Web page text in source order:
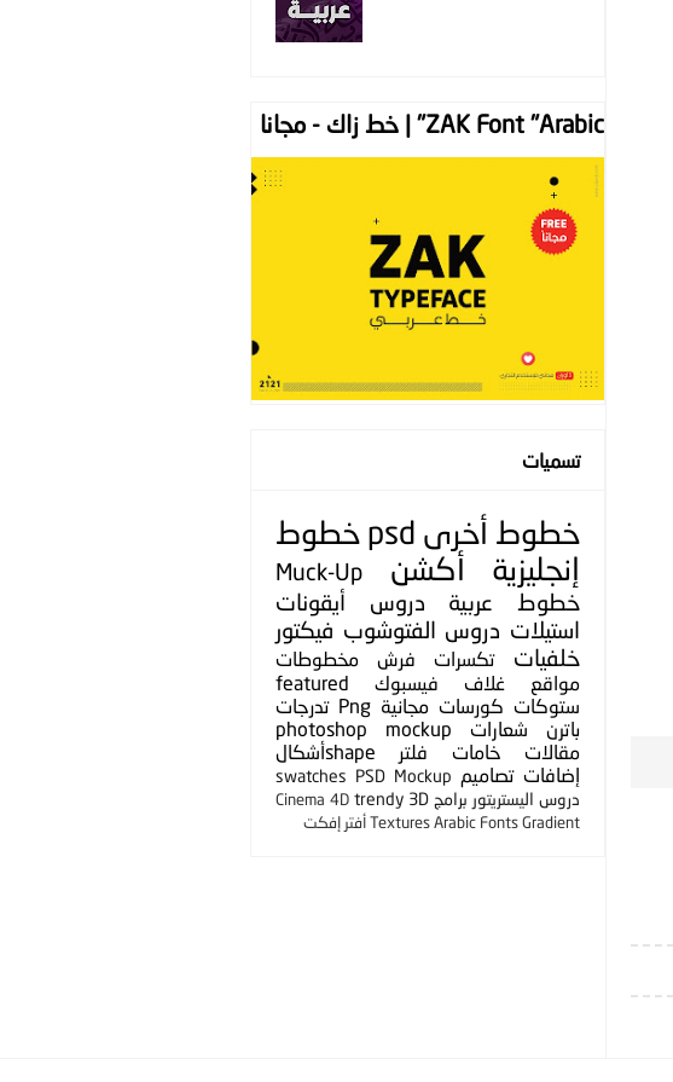
ZAK Font "Arabic" | خط زاك - مجانا
تسميات
خطوط أخرى psd خطوط
إنجليزية
أكشن
Muck-Up
خطوط عربية
دروس
أيقونات
استيلات دروس الفتوشوب فيكتور
خلفيات
تكسرات فرش
مخطوطات
مواقع
غلاف فيسبوك
featured
ستوكات كورسات مجانية Png تدرجات
باترن
شعارات
photoshop mockup
مقالات
خامات فلتر
shapeأشكال
إضافات تصاميم PSD Mockup
swatches
دروس اليستريتور برامج 3D
trendy
Cinema 4D
Gradient
Arabic Fonts
Texturesأفتر إفكت